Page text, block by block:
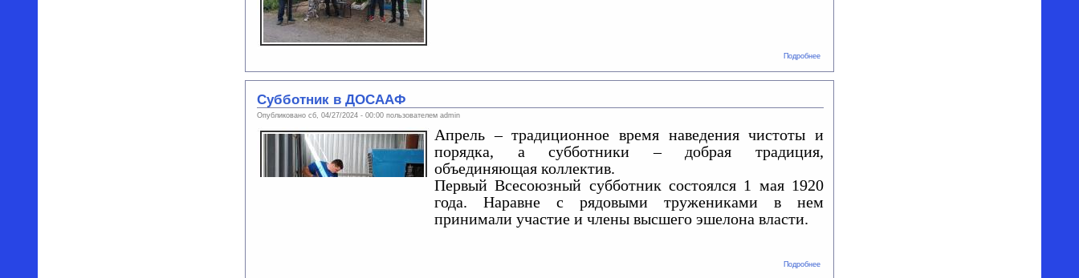
Подробнеео
Субботник в ДОСААФ
Опубликовано сб, 04/27/2024 - 00:00 пользователем admin
Апрель – традиционное время наведения чистоты и
порядка, а субботники – добрая традиция,
объединяющая коллектив.
Первый Всесоюзный субботник состоялся 1 мая 1920
года. Наравне с рядовыми тружениками в нем
принимали участие и члены высшего эшелона власти.
Подробнеео